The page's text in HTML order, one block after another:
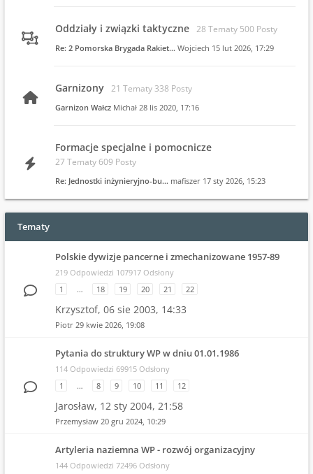
Oddziały i związki taktyczne 28 Tematy 500 Posty
Re: 2 Pomorska Brygada Rakiet… Wojciech 15 lut 2026, 17:29
Garnizony 21 Tematy 338 Posty
Garnizon Wałcz Michał 28 lis 2020, 17:16
Formacje specjalne i pomocnicze
27 Tematy 609 Posty
Re: Jednostki inżynieryjno-bu… mafiszer 17 sty 2026, 15:23
Tematy
Polskie dywizje pancerne i zmechanizowane 1957-89
219 Odpowiedzi 107917 Odsłony
1
… 18 19 20 21 22
Krzysztof, 06 sie 2003, 14:33
Piotr 29 kwie 2026, 19:08
Pytania do struktury WP w dniu 01.01.1986
114 Odpowiedzi 69915 Odsłony
1
… 8 9 10 11 12
Jarosław, 12 sty 2004, 21:58
Przemysław 20 gru 2024, 10:29
Artyleria naziemna WP - rozwój organizacyjny
144 Odpowiedzi 72496 Odsłony